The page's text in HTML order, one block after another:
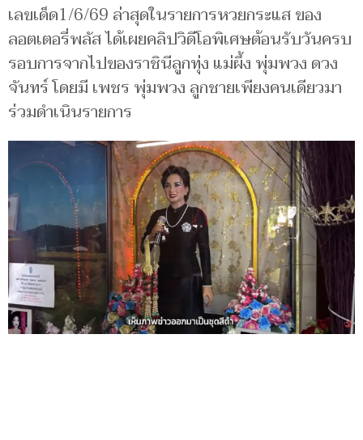
เลขเด็ด1/6/69 ล่าสุดในรายการหวยกระแส ของ
ลอตเตอรี่พลัส ได้เผยคลิปวิดีโอพิเศษต้อนรับวันครบ
รอบการจากไปของราชินีลูกทุ่ง แม่ผึ้ง พุ่มพวง ดวง
จันทร์ โดยมี เพชร พุ่มพวง ลูกชายเพียงคนเดียวมา
ร่วมดำเนินรายการ